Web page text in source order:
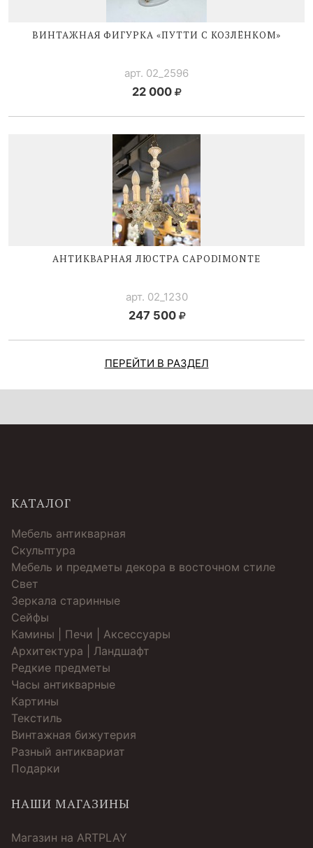
ВИНТАЖНАЯ ФИГУРКА «ПУТТИ С КОЗЛЁНКОМ»
арт. 02_2596
22 000
АНТИКВАРНАЯ ЛЮСТРА CAPODIMONTE
арт. 02_1230
247 500
ПЕРЕЙТИ В РАЗДЕЛ
КАТАЛОГ
Мебель антикварная
Скульптура
Мебель и предметы декора в восточном стиле
Свет
Зеркала старинные
Cейфы
Камины | Печи | Аксессуары
Архитектура | Ландшафт
Редкие предметы
Часы антикварные
Картины
Текстиль
Винтажная бижутерия
Разный антиквариат
Подарки
НАШИ МАГАЗИНЫ
Магазин на ARTPLAY